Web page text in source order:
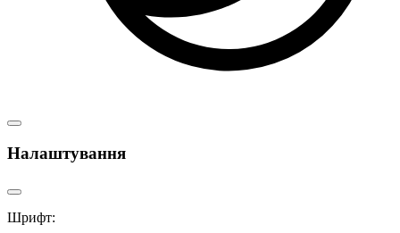
Налаштування
Шрифт: